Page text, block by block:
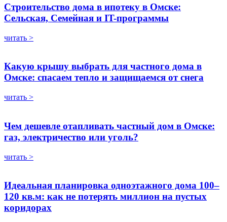
Строительство дома в ипотеку в Омске:
Сельская, Семейная и IT-программы
читать >
Какую крышу выбрать для частного дома в
Омске: спасаем тепло и защищаемся от снега
читать >
Чем дешевле отапливать частный дом в Омске:
газ, электричество или уголь?
читать >
Идеальная планировка одноэтажного дома 100–
120 кв.м: как не потерять миллион на пустых
коридорах